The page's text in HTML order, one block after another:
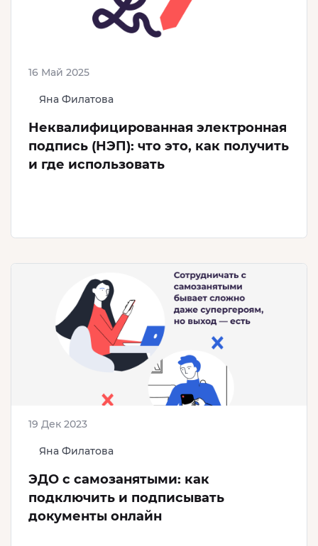
Яна Филатова
16 Май 2025
Неквалифицированная электронная
подпись (НЭП): что это, как получить
и где использовать
Яна Филатова
19 Дек 2023
ЭДО с самозанятыми: как
подключить и подписывать
документы онлайн